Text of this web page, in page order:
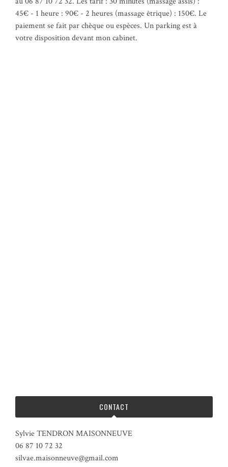
45€ - 1 heure : 90€ - 2 heures (massage êtrique) : 150€. Le
paiement se fait par chèque ou espèces. Un parking est à
votre disposition devant mon cabinet.
CONTACT
Sylvie TENDRON MAISONNEUVE
06 87 10 72 32
silvae.maisonneuve@gmail.com